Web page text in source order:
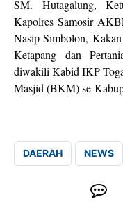
SM. Hutagalung,
Kapolres Samosir
Nasip Simbolon,
Ketapang dan
diwakili Kabid IKP
Masjid (BKM) se-
DAERAH NEWS